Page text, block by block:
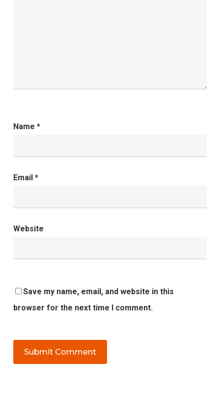
Name *
Email *
Website
Save my name, email, and website in this
browser for the next time I comment.